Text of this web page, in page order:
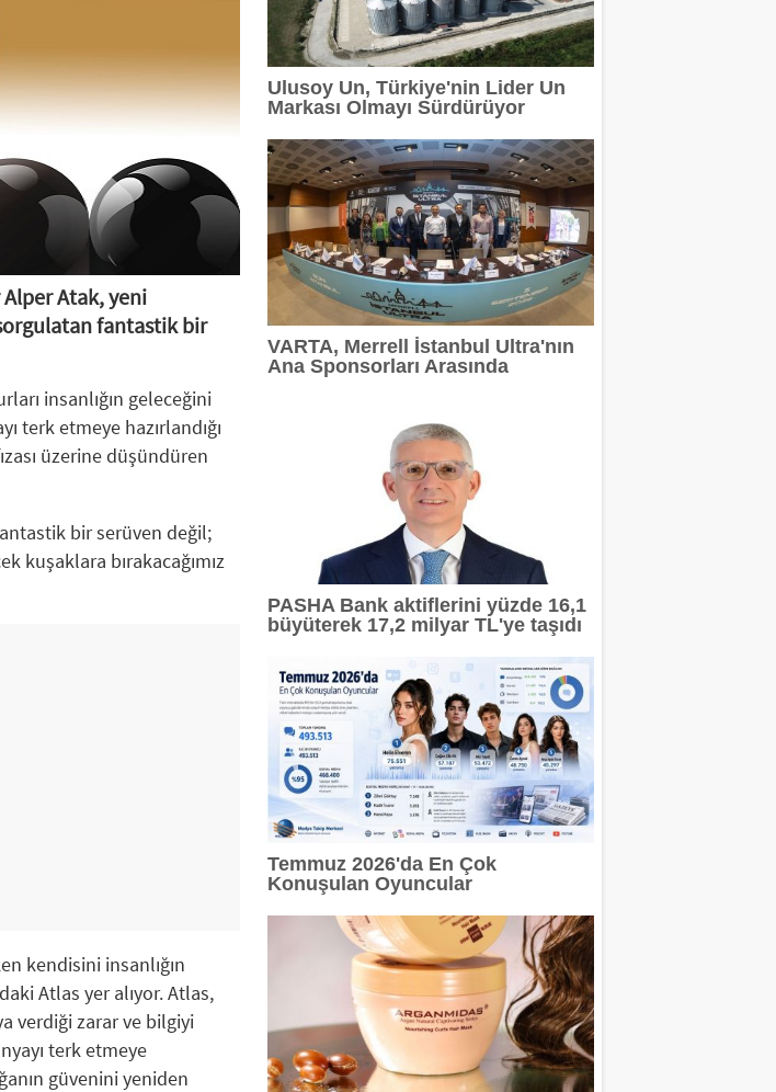
2026'da En Çok Konuşulan Oyuncular
Türkiye'nin Lider Un Markası Olmayı Sürdürüyor
Şenliği 7 Ağustos'ta Gökçeyurt'ta
HANGAR'DA İKİNCİ YAZ OKULU DÖNEMİ BAŞLADI
ŞAHİN HARBİYE'DE MÜZİKSEVERE UNUTULMAZ BİR GECE YAŞATTI
ışıltılı dünyası BeautyEurasia için geri sayım başladı
Atak, yeni
fantastik bir
insanlığın geleceğini
terk etmeye hazırlandığı
üzerine düşündüren
bir serüven değil;
kuşaklara bırakacağımız
kendisini insanlığın
Atlas yer alıyor. Atlas,
verdiği zarar ve bilgiyi
terk etmeye
güvenini yeniden
Ulusoy Un, Türkiye'nin Lider Un
Markası Olmayı Sürdürüyor
VARTA, Merrell İstanbul Ultra'nın
Ana Sponsorları Arasında
PASHA Bank aktiflerini yüzde 16,1
büyüterek 17,2 milyar TL'ye taşıdı
Temmuz 2026'da En Çok
Konuşulan Oyuncular